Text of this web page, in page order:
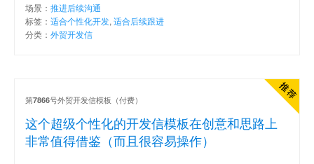
场景： 推进后续沟通
标签： 适合个性化开发, 适合后续跟进
分类： 外贸开发信
这个超级个性化的开发信模板在创意和思路上
非常值得借鉴（而且很容易操作）
第7866号外贸开发信模板（付费）